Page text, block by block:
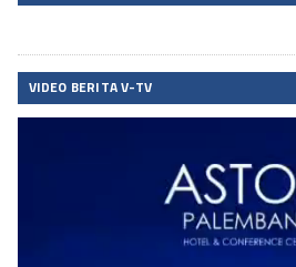
VIDEO BERITA V-TV